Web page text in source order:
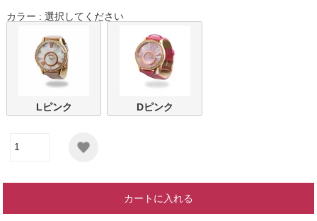
カラー 選択してください
Lピンク Dピンク
カートに入れる